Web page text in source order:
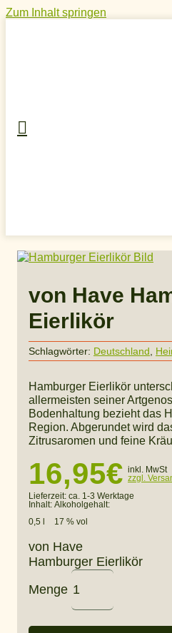
Zum Inhalt springen
Craft Spirits Online Shop
von Have
Eierlikör
Schlagwörter: Deutschland
Hamburger Eierlikör
allermeisten seiner
Bodenhaltung bezieht das
Region. Abgerundet wird
Zitrusaromen und feine
16,95€ inkl. MwSt
zzgl.
Lieferzeit: ca. 1-3 Werktage
Inhalt:
0,5 l
Alkoholgehalt:
17 % vol
von Have
Hamburger Eierlikör
Menge